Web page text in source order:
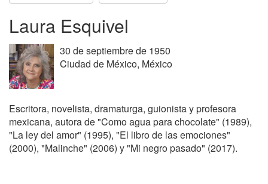
Laura Esquivel
30 de septiembre de 1950
Ciudad de México, México
Escritora, novelista, dramaturga, guionista y profesora
mexicana, autora de "Como agua para chocolate" (1989),
"La ley del amor" (1995), "El libro de las emociones"
(2000), "Malinche" (2006) y "Mi negro pasado" (2017).